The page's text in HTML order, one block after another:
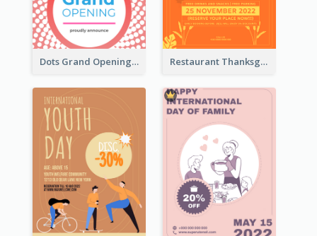
Dots Grand Opening Flyers Restaurant Thanksgiving Promote Flyers